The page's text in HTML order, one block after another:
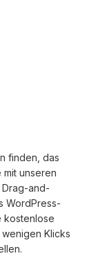
finden, das
unseren
and-
WordPress-
kostenlose
Klicks